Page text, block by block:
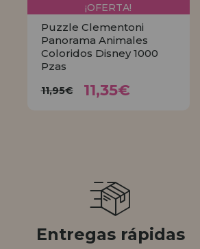
¡OFERTA!
Puzzle Clementoni
Panorama Animales
Coloridos Disney 1000
Pzas
11,95€ 11,35€
Entregas rápidas